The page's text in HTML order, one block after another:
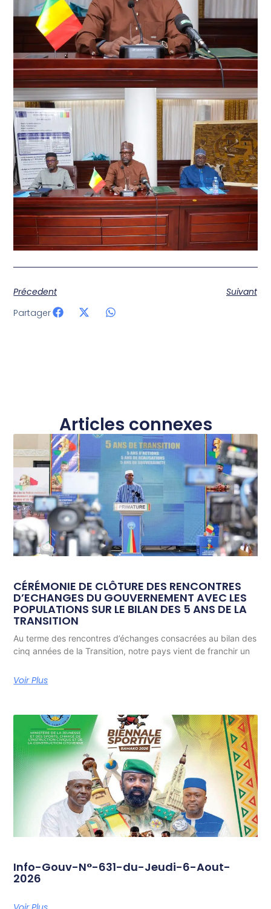
Précedent
Suivant
Partager
Articles connexes
CÉRÉMONIE DE CLÔTURE DES RENCONTRES
D’ECHANGES DU GOUVERNEMENT AVEC LES
POPULATIONS SUR LE BILAN DES 5 ANS DE LA
TRANSITION
Au terme des rencontres d’échanges consacrées au bilan des
cinq années de la Transition, notre pays vient de franchir un
Voir Plus
Info-Gouv-N°-631-du-Jeudi-6-Aout-
2026